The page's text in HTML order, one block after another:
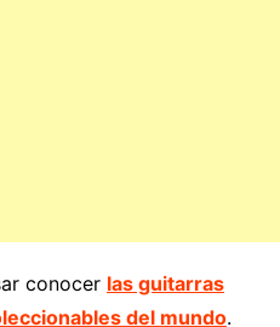
conocer las guitarras
del mundo.